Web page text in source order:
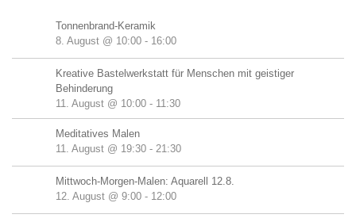
Tonnenbrand-Keramik
8. August @ 10:00 - 16:00
Kreative Bastelwerkstatt für Menschen mit geistiger
Behinderung
11. August @ 10:00 - 11:30
Meditatives Malen
11. August @ 19:30 - 21:30
Mittwoch-Morgen-Malen: Aquarell 12.8.
12. August @ 9:00 - 12:00